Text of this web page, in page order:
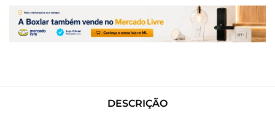
DESCRIÇÃO